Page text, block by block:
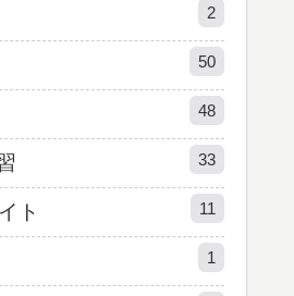
2
50
48
33
ト 11
1